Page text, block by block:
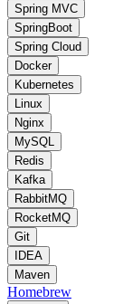
Spring MVC
SpringBoot
Spring Cloud
Docker
Kubernetes
Linux
Nginx
MySQL
Redis
Kafka
RabbitMQ
RocketMQ
Git
IDEA
Maven
Homebrew